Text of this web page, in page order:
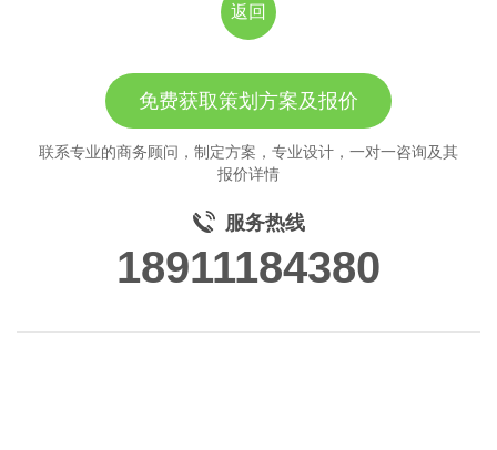
返回
免费获取策划方案及报价
联系专业的商务顾问，制定方案，专业设计，一对一咨询及其
报价详情
服务热线
18911184380